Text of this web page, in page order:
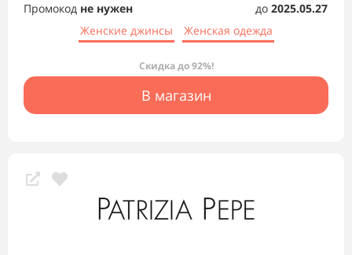
Промокод не нужен до 2025.05.27
Женские джинсы
Женская одежда
Скидка до 92%!
В магазин